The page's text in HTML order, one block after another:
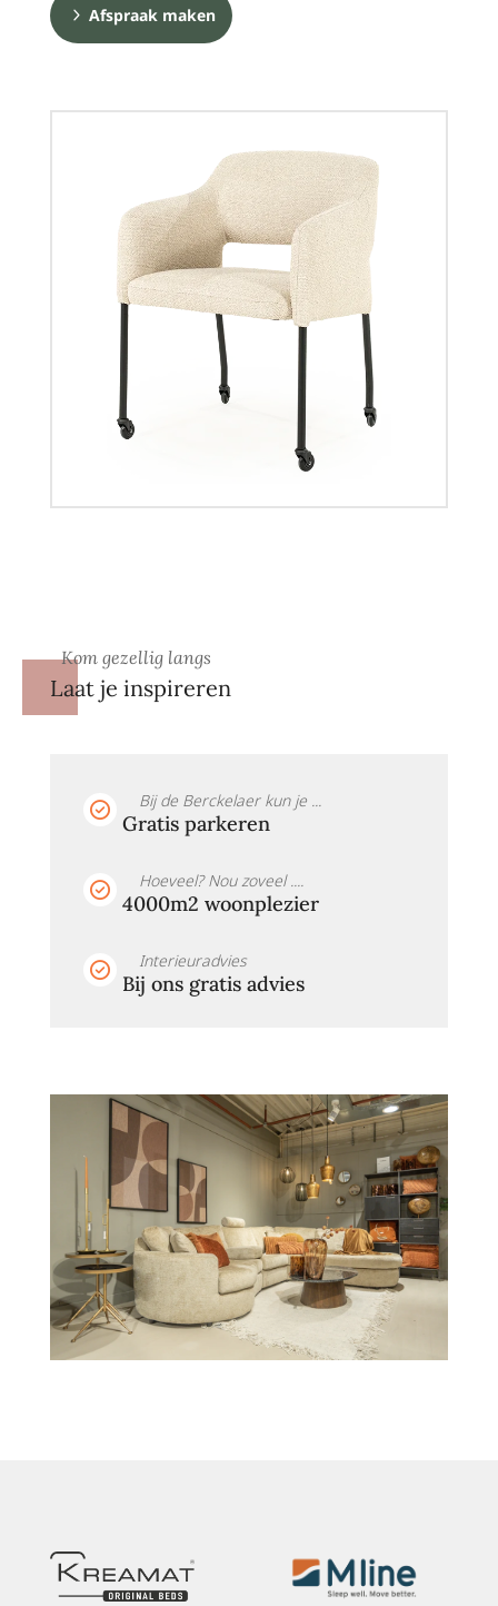
Afspraak maken
Kom gezellig langs
Laat je inspireren
Bij de Berckelaer kun je ...
Gratis parkeren
Hoeveel? Nou zoveel ....
4000m2 woonplezier
Interieuradvies
Bij ons gratis advies